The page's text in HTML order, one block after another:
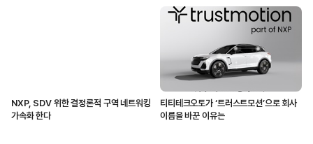
NXP, SDV 위한 결정론적 구역 네트워킹
가속화 한다
티티테크오토가 ‘트러스트모션’으로 회사
이름을 바꾼 이유는